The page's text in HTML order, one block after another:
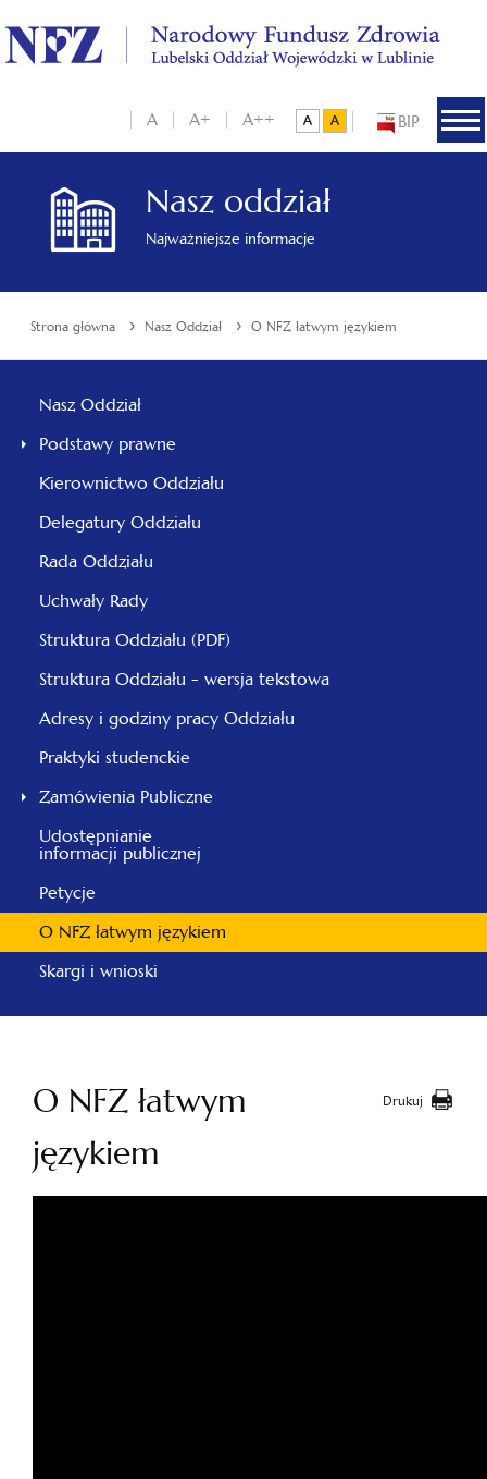
BIP
A A+ A++
Nasz oddział
Najważniejsze informacje
Strona główna › Nasz Oddział › O NFZ łatwym językiem
Nasz Oddział
Podstawy prawne
Kierownictwo Oddziału
Delegatury Oddziału
Rada Oddziału
Uchwały Rady
Struktura Oddziału (PDF)
Struktura Oddziału - wersja tekstowa
Adresy i godziny pracy Oddziału
Praktyki studenckie
Zamówienia Publiczne
Udostępnianie
informacji publicznej
Petycje
O NFZ łatwym językiem
Skargi i wnioski
Drukuj
O NFZ łatwym
językiem